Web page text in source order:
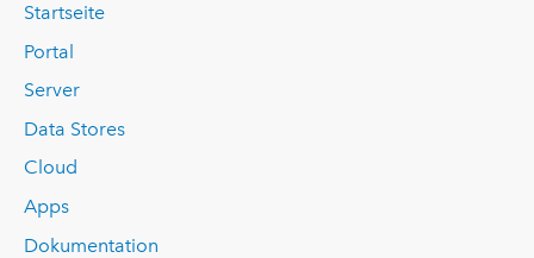
Startseite
Portal
Server
Data Stores
Cloud
Apps
Dokumentation